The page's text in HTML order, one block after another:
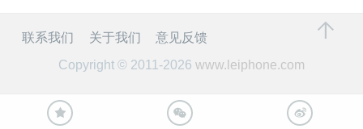
联系我们 关于我们
意见反馈
Copyright © 2011-2026 www.leiphone.com